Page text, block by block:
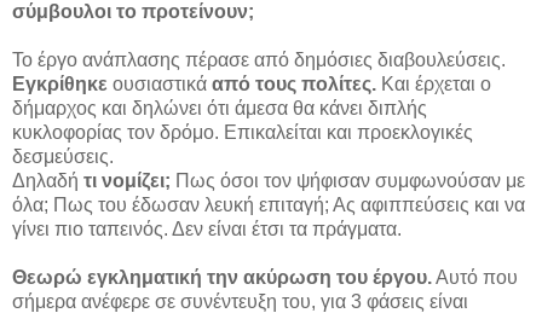
σύμβουλοι το προτείνουν;
Το έργο ανάπλασης πέρασε από δημόσιες διαβουλεύσεις.
Εγκρίθηκε ουσιαστικά από τους πολίτες. Και έρχεται ο
δήμαρχος και δηλώνει ότι άμεσα θα κάνει διπλής
κυκλοφορίας τον δρόμο. Επικαλείται και προεκλογικές
δεσμεύσεις.
Δηλαδή τι νομίζει; Πως όσοι τον ψήφισαν συμφωνούσαν με
όλα; Πως του έδωσαν λευκή επιταγή; Ας αφιππεύσεις και να
γίνει πιο ταπεινός. Δεν είναι έτσι τα πράγματα.
Θεωρώ εγκληματική την ακύρωση του έργου.Αυτό που
σήμερα ανέφερε σε συνέντευξη του, για 3 φάσεις είναι